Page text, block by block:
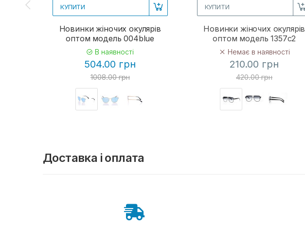
КУПИТИ
Новинки жіночих окулярів
оптом модель 004blue
В наявності
504.00 грн
1008.00 грн
КУПИТИ
Новинки жіночих окулярів
оптом модель 1357c2
Немає в наявності
210.00 грн
420.00 грн
Доставка і оплата